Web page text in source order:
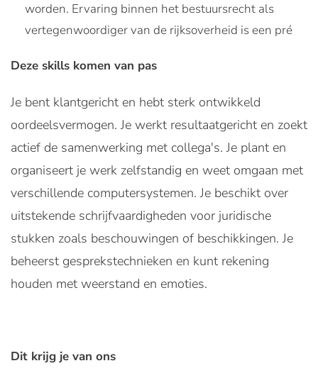
worden. Ervaring binnen het bestuursrecht als
vertegenwoordiger van de rijksoverheid is een pré
Deze skills komen van pas
Je bent klantgericht en hebt sterk ontwikkeld
oordeelsvermogen. Je werkt resultaatgericht en zoekt
actief de samenwerking met collega's. Je plant en
organiseert je werk zelfstandig en weet omgaan met
verschillende computersystemen. Je beschikt over
uitstekende schrijfvaardigheden voor juridische
stukken zoals beschouwingen of beschikkingen. Je
beheerst gesprekstechnieken en kunt rekening
houden met weerstand en emoties.
Dit krijg je van ons